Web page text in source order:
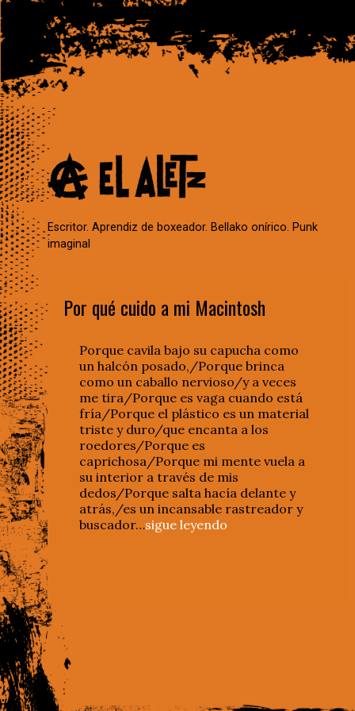
Escritor. Aprendiz de boxeador. Bellako onírico. Punk
imaginal
Por qué cuido a mi Macintosh
Porque cavila bajo su capucha como
un halcón posado,/Porque brinca
como un caballo nervioso/y a veces
me tira/Porque es vaga cuando está
fría/Porque el plástico es un material
triste y duro/que encanta a los
roedores/Porque es
caprichosa/Porque mi mente vuela a
su interior a través de mis
dedos/Porque salta hacía delante y
atrás,/es un incansable rastreador y
buscador…sigue leyendo